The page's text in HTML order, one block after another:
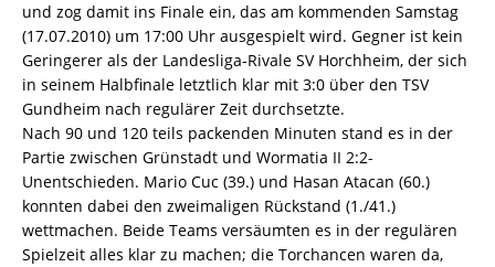
und zog damit ins Finale ein, das am kommenden Samstag
(17.07.2010) um 17:00 Uhr ausgespielt wird. Gegner ist kein
Geringerer als der Landesliga-Rivale SV Horchheim, der sich
in seinem Halbfinale letztlich klar mit 3:0 über den TSV
Gundheim nach regulärer Zeit durchsetzte.
Nach 90 und 120 teils packenden Minuten stand es in der
Partie zwischen Grünstadt und Wormatia II 2:2-
Unentschieden. Mario Cuc (39.) und Hasan Atacan (60.)
konnten dabei den zweimaligen Rückstand (1./41.)
wettmachen. Beide Teams versäumten es in der regulären
Spielzeit alles klar zu machen; die Torchancen waren da,